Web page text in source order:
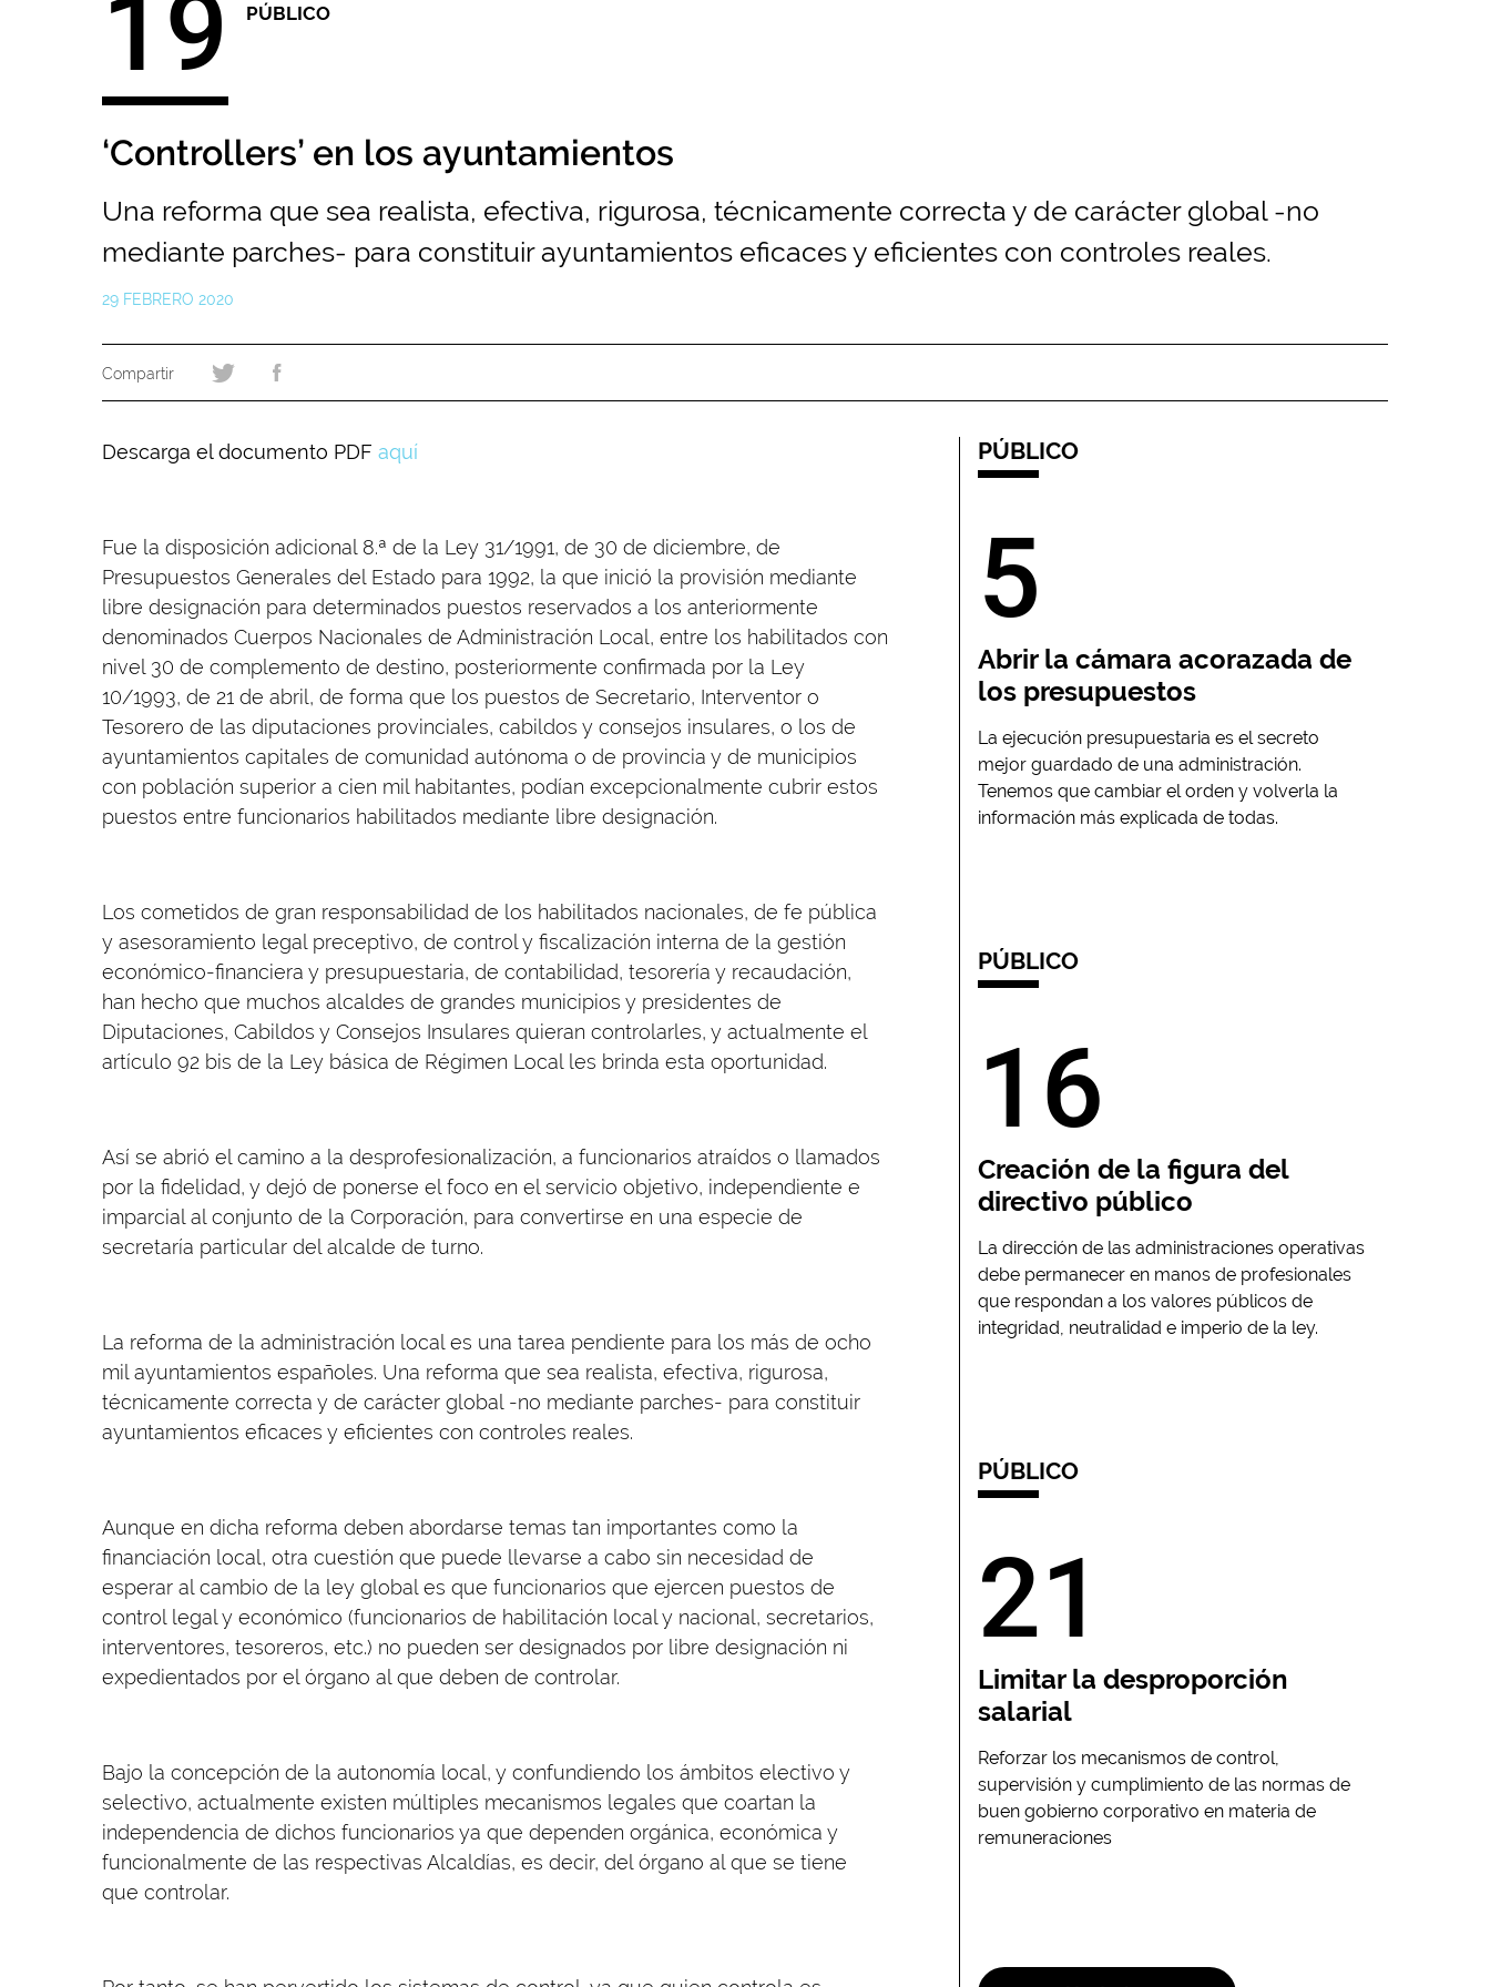
19 PÚBLICO
‘Controllers’ en los ayuntamientos
Una reforma que sea realista, efectiva, rigurosa, técnicamente correcta y de carácter global -no
mediante parches- para constituir ayuntamientos eficaces y eficientes con controles reales.
29 FEBRERO 2020
Descarga el documento PDF aquí
Fue la disposición adicional 8.ª de la Ley 31/1991, de 30 de diciembre, de
Presupuestos Generales del Estado para 1992, la que inició la provisión mediante
libre designación para determinados puestos reservados a los anteriormente
denominados Cuerpos Nacionales de Administración Local, entre los habilitados con
nivel 30 de complemento de destino, posteriormente confirmada por la Ley
10/1993, de 21 de abril, de forma que los puestos de Secretario, Interventor o
Tesorero de las diputaciones provinciales, cabildos y consejos insulares, o los de
ayuntamientos capitales de comunidad autónoma o de provincia y de municipios
con población superior a cien mil habitantes, podían excepcionalmente cubrir estos
puestos entre funcionarios habilitados mediante libre designación.
Los cometidos de gran responsabilidad de los habilitados nacionales, de fe pública
y asesoramiento legal preceptivo, de control y fiscalización interna de la gestión
económico-financiera y presupuestaria, de contabilidad, tesorería y recaudación,
han hecho que muchos alcaldes de grandes municipios y presidentes de
Diputaciones, Cabildos y Consejos Insulares quieran controlarles, y actualmente el
artículo 92 bis de la Ley básica de Régimen Local les brinda esta oportunidad.
Así se abrió el camino a la desprofesionalización, a funcionarios atraídos o llamados
por la fidelidad, y dejó de ponerse el foco en el servicio objetivo, independiente e
imparcial al conjunto de la Corporación, para convertirse en una especie de
secretaría particular del alcalde de turno.
La reforma de la administración local es una tarea pendiente para los más de ocho
mil ayuntamientos españoles. Una reforma que sea realista, efectiva, rigurosa,
técnicamente correcta y de carácter global -no mediante parches- para constituir
ayuntamientos eficaces y eficientes con controles reales.
Aunque en dicha reforma deben abordarse temas tan importantes como la
financiación local, otra cuestión que puede llevarse a cabo sin necesidad de
esperar al cambio de la ley global es que funcionarios que ejercen puestos de
control legal y económico (funcionarios de habilitación local y nacional, secretarios,
interventores, tesoreros, etc.) no pueden ser designados por libre designación ni
expedientados por el órgano al que deben de controlar.
Bajo la concepción de la autonomía local, y confundiendo los ámbitos electivo y
selectivo, actualmente existen múltiples mecanismos legales que coartan la
independencia de dichos funcionarios ya que dependen orgánica, económica y
funcionalmente de las respectivas Alcaldías, es decir, del órgano al que se tiene
que controlar.
PÚBLICO
5
Abrir la cámara acorazada de
los presupuestos
La ejecución presupuestaria es el secreto
mejor guardado de una administración.
Tenemos que cambiar el orden y volverla la
información más explicada de todas.
PÚBLICO
16
Creación de la figura del
directivo público
La dirección de las administraciones operativas
debe permanecer en manos de profesionales
que respondan a los valores públicos de
integridad, neutralidad e imperio de la ley.
PÚBLICO
21
Limitar la desproporción
salarial
Reforzar los mecanismos de control,
supervisión y cumplimiento de las normas de
buen gobierno corporativo en materia de
remuneraciones